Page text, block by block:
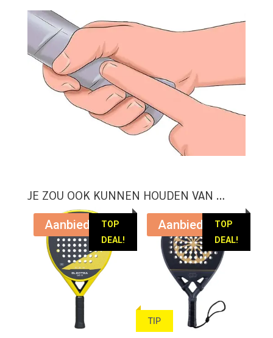
JE ZOU OOK KUNNEN HOUDEN VAN …
TOP
DEAL!
Aanbieding!
TOP
DEAL!
TIP
Aanbieding!